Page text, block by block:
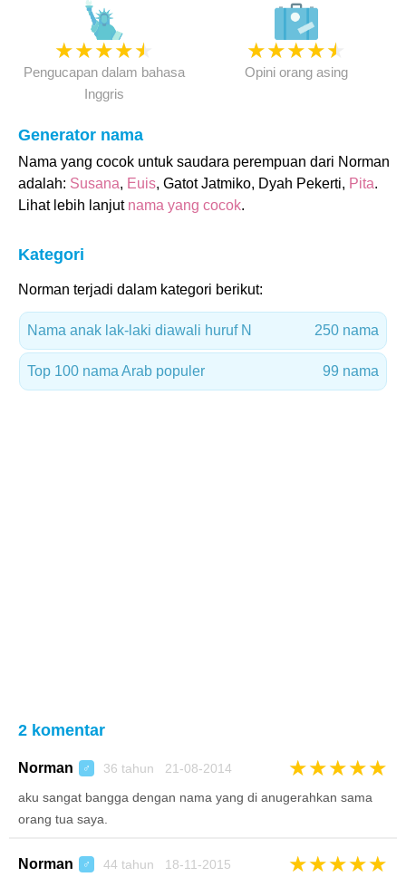
★★★★★
Pengucapan dalam bahasa
Inggris
★★★★★
Opini orang asing
Generator nama
Nama yang cocok untuk saudara perempuan dari Norman
adalah: Susana, Euis, Gatot Jatmiko, Dyah Pekerti, Pita.
Lihat lebih lanjut nama yang cocok.
Kategori
Norman terjadi dalam kategori berikut:
Nama anak lak-laki diawali huruf N 250 nama
Top 100 nama Arab populer 99 nama
2 komentar
Norman ♂ 36 tahun 21-08-2014 ★★★★★
aku sangat bangga dengan nama yang di anugerahkan sama
orang tua saya.
Norman ♂ 44 tahun 18-11-2015 ★★★★★